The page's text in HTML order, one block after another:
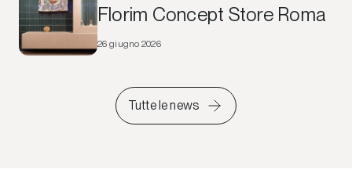
Florim Concept Store Roma
26 giugno 2026
Tutte le news